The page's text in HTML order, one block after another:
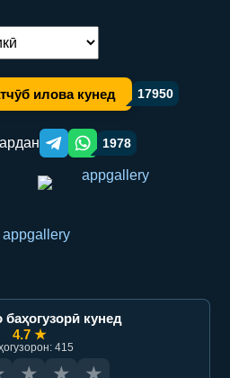
забон:
илова кунед 17950
Telegram orqali ulashish
WhatsApp orqali ulashish
1978
кунед
4.7 ★
415